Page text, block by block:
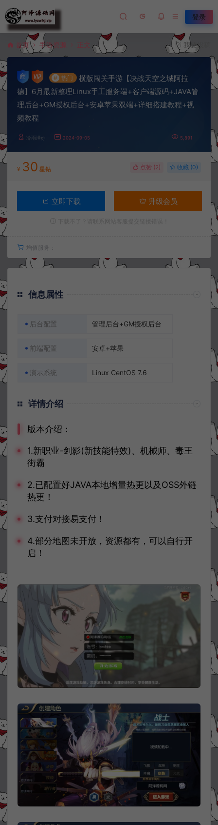
登录
首页 手游资源 正文 我要投稿
# 热门
横版闯关手游【决战天空之城阿拉
德】6月最新整理Linux手工服务端+客户端源码+JAVA管
理后台+GM授权后台+安卓苹果双端+详细搭建教程+视
频教程
冷雨泽ღ 2024-09-05 5,891
¥ 30 星钻 点赞 (2) 收藏 (0)
立即下载 升级会员
增值服务：
信息属性
后台配置 管理后台+GM授权后台
前端配置 安卓+苹果
演示系统 Linux CentOS 7.6
详情介绍
版本介绍：
1.新职业-剑影(新技能特效)、机械师、毒王
街霸
2.已配置好JAVA本地增量热更以及OSS外链
热更！
3.支付对接易支付！
4.部分地图未开放，资源都有，可以自行开
启！